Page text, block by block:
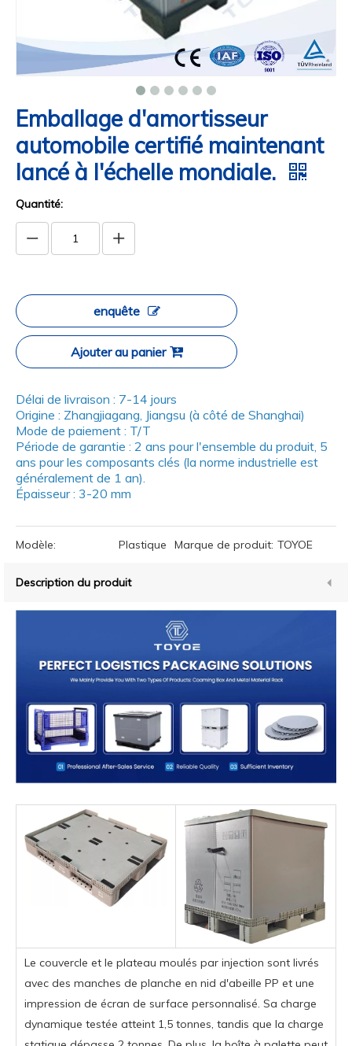
Emballage d'amortisseur
automobile certifié maintenant
lancé à l'échelle mondiale.
Quantité:
enquête
Ajouter au panier
Délai de livraison : 7-14 jours
Origine : Zhangjiagang, Jiangsu (à côté de Shanghai)
Mode de paiement : T/T
Période de garantie : 2 ans pour l'ensemble du produit, 5
ans pour les composants clés (la norme industrielle est
généralement de 1 an).
Épaisseur : 3-20 mm
Modèle: Plastique Marque de produit: TOYOE
Description du produit
Le couvercle et le plateau moulés par injection sont livrés
avec des manches de planche en nid d'abeille PP et une
impression de écran de surface personnalisé. Sa charge
dynamique testée atteint 1,5 tonnes, tandis que la charge